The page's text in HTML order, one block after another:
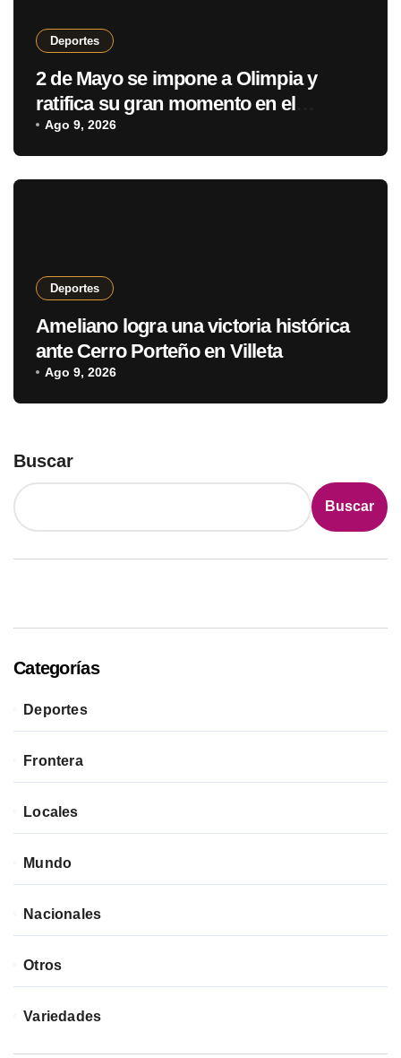
Deportes
2 de Mayo se impone a Olimpia y
ratifica su gran momento en el
Clausura
Ago 9, 2026
Deportes
Ameliano logra una victoria histórica
ante Cerro Porteño en Villeta
Ago 9, 2026
Buscar
Buscar
Categorías
Deportes
Frontera
Locales
Mundo
Nacionales
Otros
Variedades